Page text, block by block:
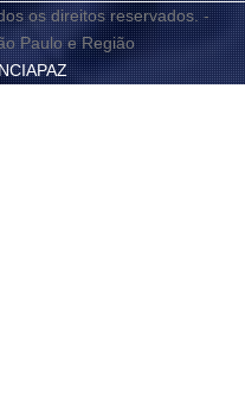
os direitos reservados. -
Paulo e Região